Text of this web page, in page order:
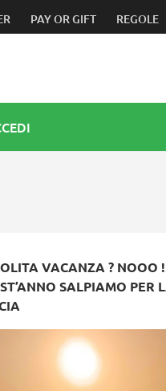
nel 2025.
PAY OR GIFT REGOLE
VACANZA ? NOOO
SALPIAMO PER